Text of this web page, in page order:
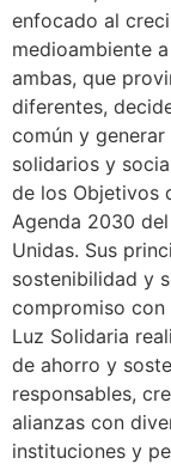
enfocado al
medioambiente
ambas, que
diferentes,
común y
solidarios y
de los Objetivos
Agenda 2030
Unidas. Sus
sostenibilidad y
compromiso con
Luz Solidaria
de ahorro y
responsables,
alianzas con
instituciones y